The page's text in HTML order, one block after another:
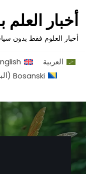
تخطى
إلى
أخبار العلم
أخبار العلوم فقط بدون
العربية
Bosanski
(